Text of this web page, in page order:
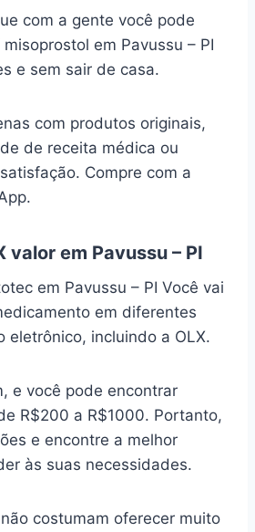
com a gente você pode
em Pavussu – PI
e sem sair de casa.
com produtos originais,
de receita médica ou
Compre com a
valor em Pavussu – PI
em Pavussu – PI Você vai
em diferentes
eletrônico, incluindo a OLX.
e você pode encontrar
R$200 a R$1000. Portanto,
e encontre a melhor
às suas necessidades.
costumam oferecer muito